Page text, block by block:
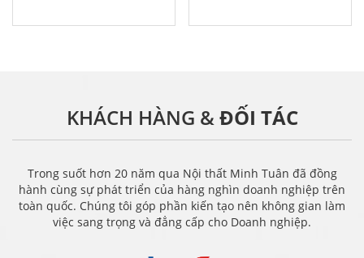
KHÁCH HÀNG &ĐỐI TÁC
Trong suốt hơn 20 năm qua Nội thất Minh Tuân đã đồng
hành cùng sự phát triển của hàng nghìn doanh nghiệp trên
toàn quốc. Chúng tôi góp phần kiến tạo nên không gian làm
việc sang trọng và đẳng cấp cho Doanh nghiệp.